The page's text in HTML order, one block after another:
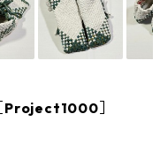
Project1000］